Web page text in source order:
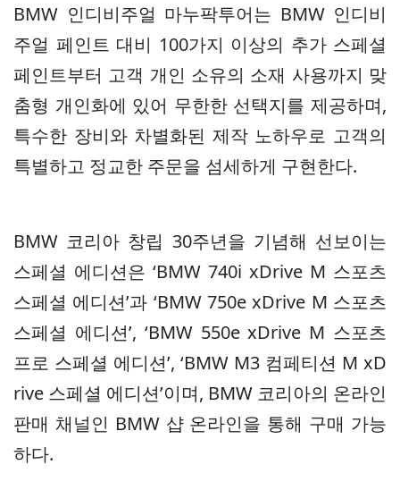
BMW 인디비주얼 마누팍투어는 BMW 인디비
주얼 페인트 대비 100가지 이상의 추가 스페셜
페인트부터 고객 개인 소유의 소재 사용까지 맞
춤형 개인화에 있어 무한한 선택지를 제공하며,
특수한 장비와 차별화된 제작 노하우로 고객의
특별하고 정교한 주문을 섬세하게 구현한다.
BMW 코리아 창립 30주년을 기념해 선보이는
스페셜 에디션은 ‘BMW 740i xDrive M 스포츠
스페셜 에디션’과 ‘BMW 750e xDrive M 스포츠
스페셜 에디션’, ‘BMW 550e xDrive M 스포츠
프로 스페셜 에디션’, ‘BMW M3 컴페티션 M xD
rive 스페셜 에디션’이며, BMW 코리아의 온라인
판매 채널인 BMW 샵 온라인을 통해 구매 가능
하다.